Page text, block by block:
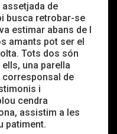
assetjada de
busca retrobar-se
estimar abans de l
amants pot ser el
Tots dos són
una parella
corresponsal de
i
cendra
assistim a les
patiment.